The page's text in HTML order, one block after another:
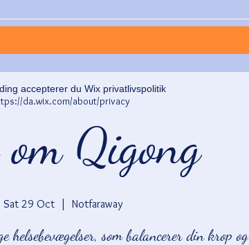
Qigong
Sat 29 Oct
  |
Notfaraway
helsebevægelser, som balancerer din krop og
accepterer du Wix privatlivspolitik
da.wix.com/about/privacy